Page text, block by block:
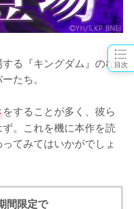
目次
る『キングダム』のな
たち。
をすることが多く、彼ら
。これを機に本作を読
てみてはいかがでしょ
間限定で